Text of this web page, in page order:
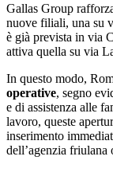
Gallas Group
nuove filiali, una su
è già prevista in via
attiva quella su via
In questo modo,
operative, segno
e di assistenza alle
lavoro, queste
inserimento
dell’agenzia